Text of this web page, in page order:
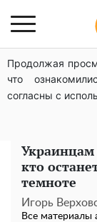
Продолжая
что
согласны с
Голая Елена
отвисать
Полностью
Украинцам
кто
темноте
Игорь
Все материалы